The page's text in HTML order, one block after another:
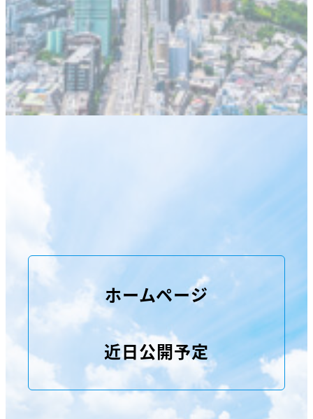
ホームページ
近日公開予定